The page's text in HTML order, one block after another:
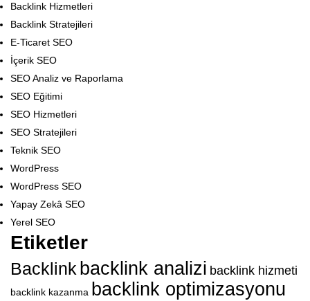
Backlink Hizmetleri
Backlink Stratejileri
E-Ticaret SEO
İçerik SEO
SEO Analiz ve Raporlama
SEO Eğitimi
SEO Hizmetleri
SEO Stratejileri
Teknik SEO
WordPress
WordPress SEO
Yapay Zekâ SEO
Yerel SEO
Etiketler
Backlink backlink analizi backlink hizmeti
backlink kazanma backlink optimizasyonu